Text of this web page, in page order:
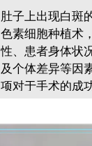
肚子上出现白斑
色素细胞种植术
性、患者身体状
及个体差异等因
项对于手术的成
物治疗和光疗等